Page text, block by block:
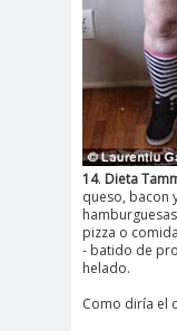
14. Dieta
queso, bacon
pizza o
- batido de
helado.
Como diría el